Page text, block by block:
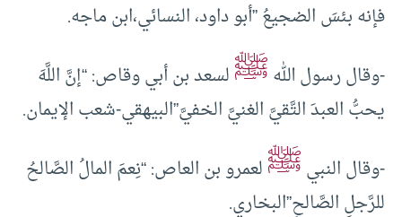
فإنه بئسَ الضجيعُ ”أبو داود، النسائي،ابن ماجه.
-وقال رسول اللهﷺلسعد بن أبي وقاص: “إنَّ اللَّهَ
يحبُّ العبدَ التَّقيَّ الغنيَّ الخفيَّ”البيهقي-شعب الإيمان.
-وقال النبيﷺلعمرو بن العاص: “نِعمَ المالُ الصَّالحُ
للرَّجلِ الصَّالحِ”البخاري.